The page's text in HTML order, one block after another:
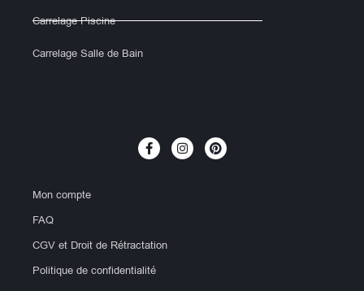
Carrelage Piscine
Carrelage Salle de Bain
Mon compte
FAQ
CGV et Droit de Rétractation
Politique de confidentialité